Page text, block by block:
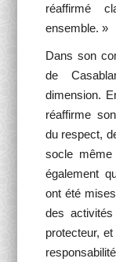
réaffirmé
ensemble. »
Dans son
de
dimension.
réaffirme
du respect,
socle
également
ont été
des
protecteur,